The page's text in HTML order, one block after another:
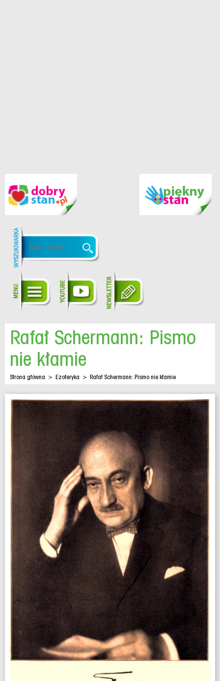
Rafał Schermann: Pismo
nie kłamie
Strona główna > Ezoteryka > Rafał Schermann: Pismo nie kłamie